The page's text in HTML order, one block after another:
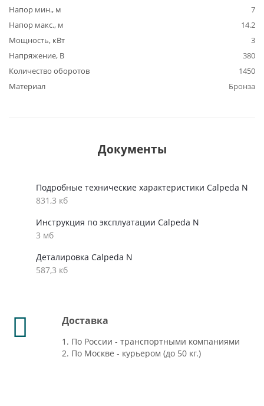
Напор мин., м
7
Напор макс., м
14.2
Мощность, кВт
3
Напряжение, В
380
Количество оборотов
1450
Материал
Бронза
Документы
Подробные технические характеристики Calpeda N
831,3 кб
Инструкция по эксплуатации Calpeda N
3 мб
Деталировка Calpeda N
587,3 кб
Доставка
1. По России - транспортными компаниями
2. По Москве - курьером (до 50 кг.)